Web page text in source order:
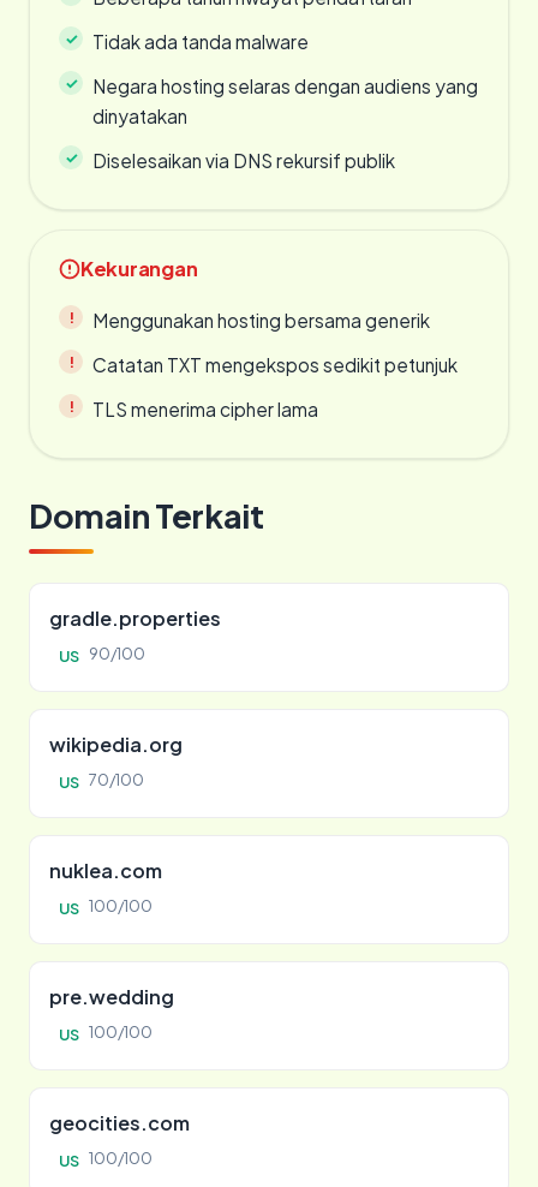
Tidak ada tanda malware
Negara hosting selaras dengan audiens yang
dinyatakan
Diselesaikan via DNS rekursif publik
Kekurangan
Menggunakan hosting bersama generik
Catatan TXT mengekspos sedikit petunjuk
TLS menerima cipher lama
Domain Terkait
gradle.properties
US 90/100
wikipedia.org
US 70/100
nuklea.com
US 100/100
pre.wedding
US 100/100
geocities.com
US 100/100